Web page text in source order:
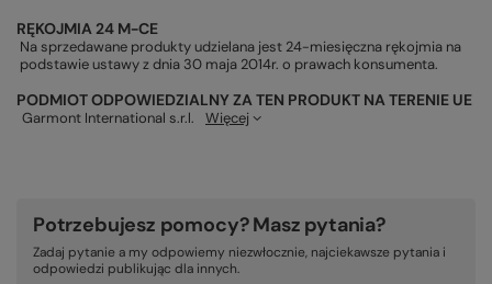
RĘKOJMIA 24 M-CE
Na sprzedawane produkty udzielana jest 24-miesięczna rękojmia na
podstawie ustawy z dnia 30 maja 2014r. o prawach konsumenta.
PODMIOT ODPOWIEDZIALNY ZA TEN PRODUKT NA TERENIE UE
Garmont International s.r.l. Więcej
Potrzebujesz pomocy? Masz pytania?
Zadaj pytanie a my odpowiemy niezwłocznie, najciekawsze pytania i
odpowiedzi publikując dla innych.